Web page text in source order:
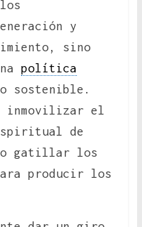
y
sino
política
sostenible.
inmovilizar el
de
gatillar los
producir los